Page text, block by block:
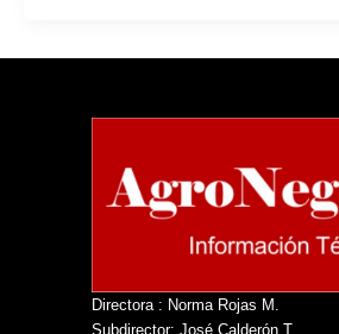
Directora : Norma Rojas M.
Subdirector: José Calderón T.